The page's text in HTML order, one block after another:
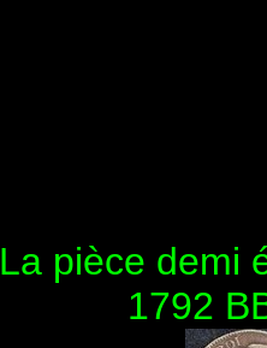
La pièce demi
1792